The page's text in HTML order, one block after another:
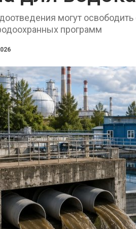
могут
программ
Авг 6,
Авг 6,